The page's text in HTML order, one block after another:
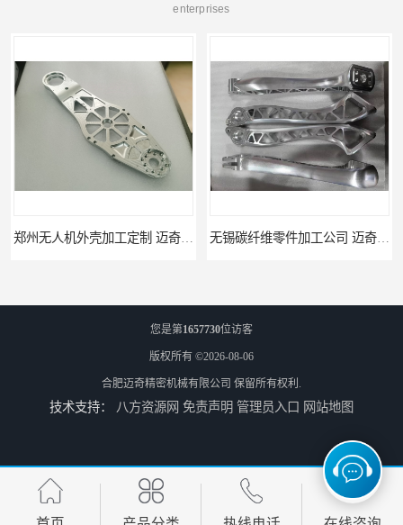
enterprises
武汉机加工零件公司 迈奇精密机械 批量订单可免费打样 天津机床零件加工厂家 迈奇精密机械 一站式服务
您是第1657730位访客
版权所有 ©2026-08-06
合肥迈奇精密机械有限公司 保留所有权利.
技术支持： 八方资源网 免责声明 管理员入口 网站地图